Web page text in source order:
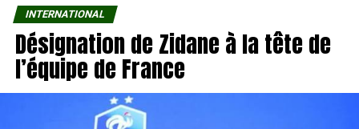
INTERNATIONAL
Désignation de Zidane à la tête de
l’équipe de France